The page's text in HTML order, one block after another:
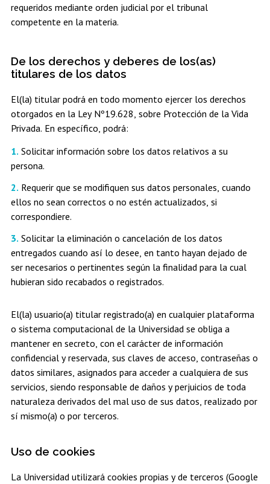
requeridos mediante orden judicial por el tribunal
competente en la materia.
De los derechos y deberes de los(as)
titulares de los datos
El(la) titular podrá en todo momento ejercer los derechos
otorgados en la Ley Nº19.628, sobre Protección de la Vida
Privada. En específico, podrá:
Solicitar información sobre los datos relativos a su
persona.
Requerir que se modifiquen sus datos personales, cuando
ellos no sean correctos o no estén actualizados, si
correspondiere.
Solicitar la eliminación o cancelación de los datos
entregados cuando así lo desee, en tanto hayan dejado de
ser necesarios o pertinentes según la finalidad para la cual
hubieran sido recabados o registrados.
El(la) usuario(a) titular registrado(a) en cualquier plataforma
o sistema computacional de la Universidad se obliga a
mantener en secreto, con el carácter de información
confidencial y reservada, sus claves de acceso, contraseñas o
datos similares, asignados para acceder a cualquiera de sus
servicios, siendo responsable de daños y perjuicios de toda
naturaleza derivados del mal uso de sus datos, realizado por
sí mismo(a) o por terceros.
Uso de cookies
La Universidad utilizará cookies propias y de terceros (Google